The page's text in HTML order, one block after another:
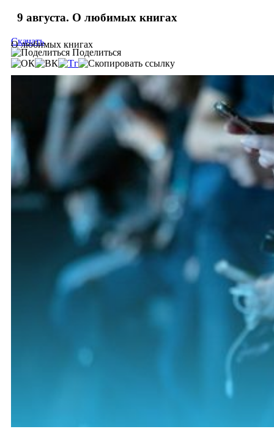
9 августа. О любимых книгах
О любимых книгах
Скачать
Поделиться